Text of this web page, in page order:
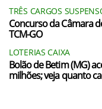
TRÊS CARGOS
Concurso da Câmara
TCM-GO
LOTERIAS CAIXA
Bolão de Betim (MG)
milhões; veja quanto